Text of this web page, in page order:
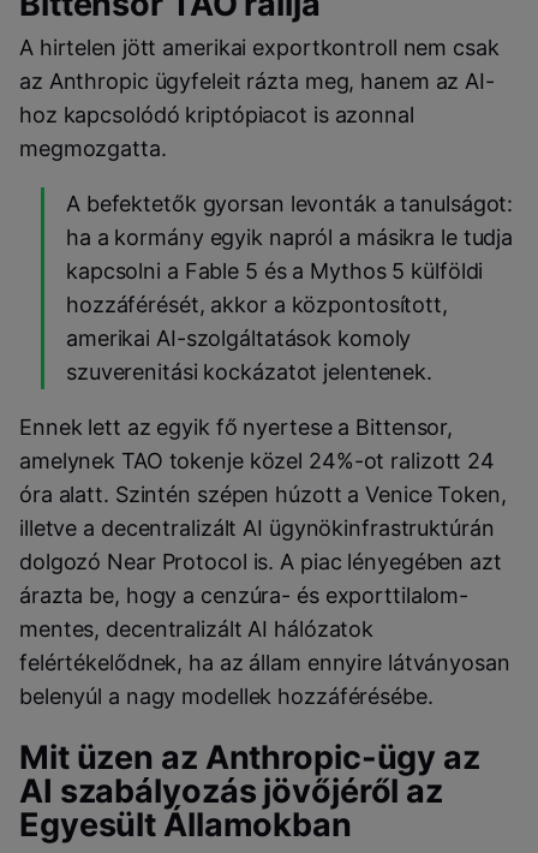
A hirtelen jött amerikai exportkontroll nem csak
az Anthropic ügyfeleit rázta meg, hanem az AI-
hoz kapcsolódó kriptópiacot is azonnal
megmozgatta.
A befektetők gyorsan levonták a tanulságot:
ha a kormány egyik napról a másikra le tudja
kapcsolni a Fable 5 és a Mythos 5 külföldi
hozzáférését, akkor a központosított,
amerikai AI-szolgáltatások komoly
szuverenitási kockázatot jelentenek.
Ennek lett az egyik fő nyertese a Bittensor,
amelynek TAO tokenje közel 24%-ot ralizott 24
óra alatt. Szintén szépen húzott a Venice Token,
illetve a decentralizált AI ügynökinfrastruktúrán
dolgozó Near Protocol is. A piac lényegében azt
árazta be, hogy a cenzúra- és exporttilalom-
mentes, decentralizált AI hálózatok
felértékelődnek, ha az állam ennyire látványosan
belenyúl a nagy modellek hozzáférésébe.
Mit üzen az Anthropic-ügy az
AI szabályozás jövőjéről az
Egyesült Államokban